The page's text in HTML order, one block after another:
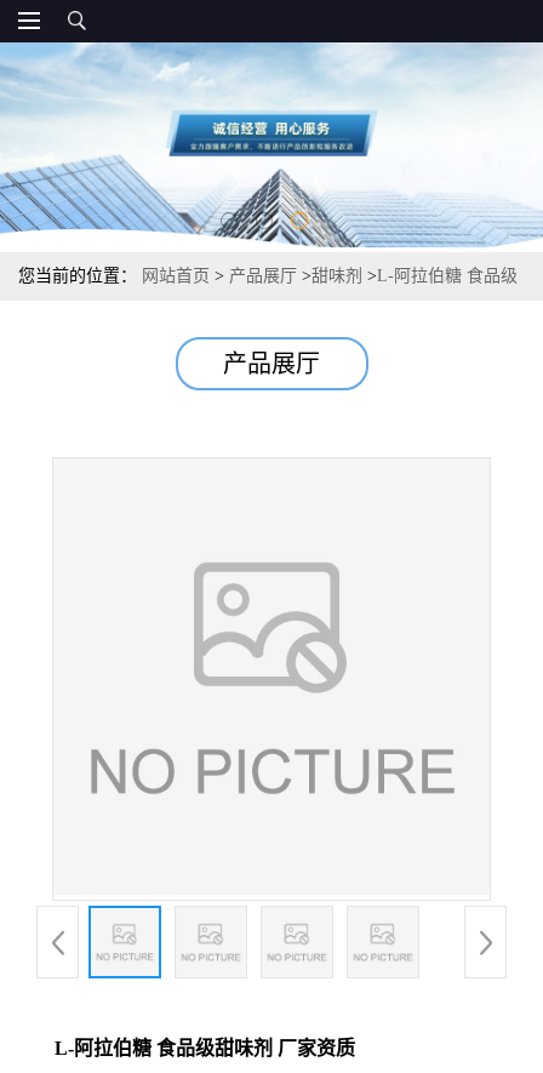
您当前的位置： 网站首页 > 产品展厅 >甜味剂 >L-阿拉伯糖 食品级
产品展厅
L-阿拉伯糖 食品级甜味剂 厂家资质